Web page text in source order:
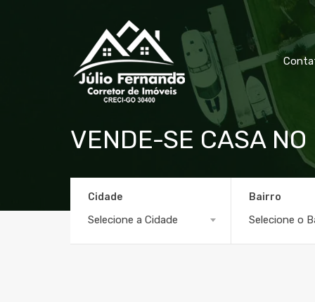
VENDE-SE CASA
Cidade
Selecione a Cidade
Bairro
Selecione o